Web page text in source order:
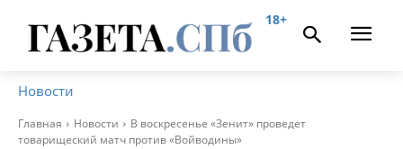
18+
Новости
Главная Новости
В воскресенье «Зенит» проведет
товарищеский матч против «Войводины»